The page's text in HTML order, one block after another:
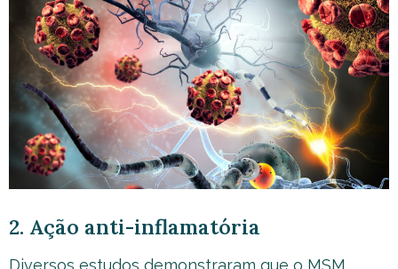
2. Ação anti-inflamatória
Diversos estudos demonstraram que o MSM